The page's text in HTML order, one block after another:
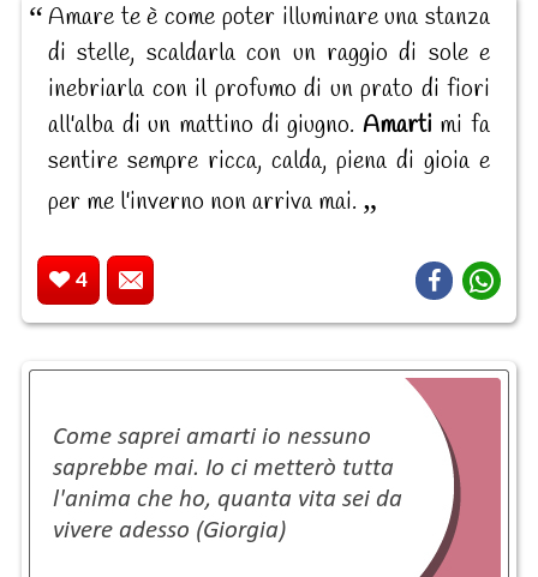
Amare te è come poter illuminare una stanza
di stelle, scaldarla con un raggio di sole e
inebriarla con il profumo di un prato di fiori
all'alba di un mattino di giugno. Amarti mi fa
sentire sempre ricca, calda, piena di gioia e
per me l'inverno non arriva mai.
4